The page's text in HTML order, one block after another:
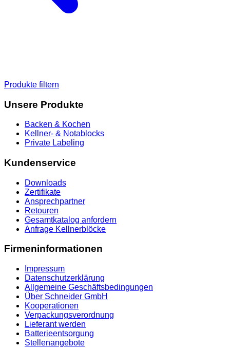
Produkte filtern
Unsere Produkte
Backen & Kochen
Kellner- & Notablocks
Private Labeling
Kundenservice
Downloads
Zertifikate
Ansprechpartner
Retouren
Gesamtkatalog anfordern
Anfrage Kellnerblöcke
Firmeninformationen
Impressum
Datenschutzerklärung
Allgemeine Geschäftsbedingungen
Über Schneider GmbH
Kooperationen
Verpackungsverordnung
Lieferant werden
Batterieentsorgung
Stellenangebote